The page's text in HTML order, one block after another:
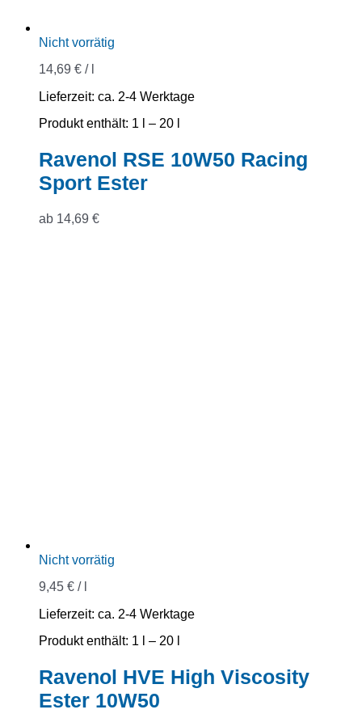
Nicht vorrätig
14,69 € /
Lieferzeit: ca. 2-4 Werktage
Produkt enthält: 1
– 20
Ravenol RSE 10W50 Racing
Sport Ester
ab 14,69 €
Nicht vorrätig
9,45 € /
Lieferzeit: ca. 2-4 Werktage
Produkt enthält: 1
– 20
Ravenol HVE High Viscosity
Ester 10W50